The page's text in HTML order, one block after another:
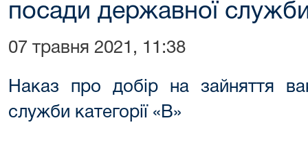
посади державної служби
07 травня 2021, 11:38
Наказ про добір на зайняття
служби категорії «В»